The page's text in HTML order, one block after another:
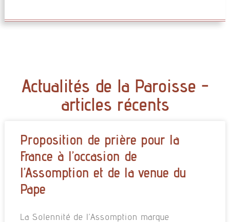
Actualités de la Paroisse -
articles récents
Proposition de prière pour la
France à l’occasion de
l’Assomption et de la venue du
Pape
La Solennité de l’Assomption marque